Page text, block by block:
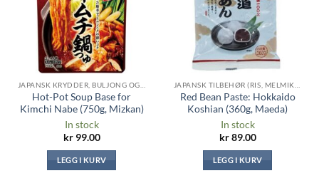
Hot-Pot Soup Base for
Kimchi Nabe (750g, Mizkan)
In stock
kr99.00
LEGG I KURV
Red Bean Paste: Hokkaido
Koshian (360g, Maeda)
In stock
kr89.00
LEGG I KURV